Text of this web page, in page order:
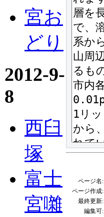
宮お
どり
2012-9-
8
西臼
塚
富士
宮囃
ページ名:
ページ作成:
最終更新:
編集可: